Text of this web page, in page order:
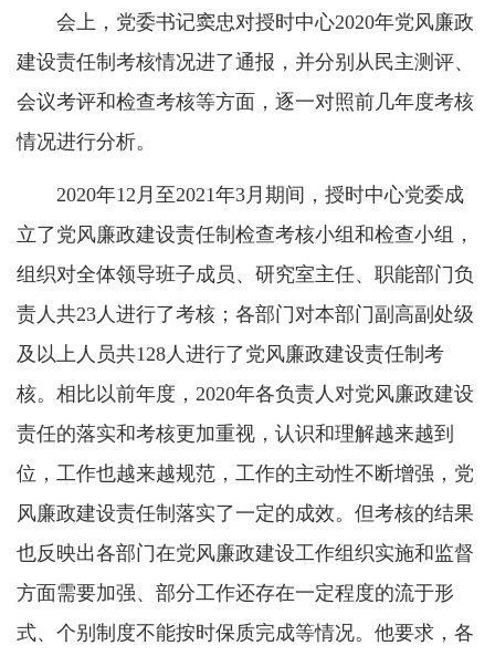
会上，党委书记窦忠对授时中心2020年党风廉政
建设责任制考核情况进了通报，并分别从民主测评、
会议考评和检查考核等方面，逐一对照前几年度考核
情况进行分析。
2020年12月至2021年3月期间，授时中心党委成
立了党风廉政建设责任制检查考核小组和检查小组，
组织对全体领导班子成员、研究室主任、职能部门负
责人共23人进行了考核；各部门对本部门副高副处级
及以上人员共128人进行了党风廉政建设责任制考
核。相比以前年度，2020年各负责人对党风廉政建设
责任的落实和考核更加重视，认识和理解越来越到
位，工作也越来越规范，工作的主动性不断增强，党
风廉政建设责任制落实了一定的成效。但考核的结果
也反映出各部门在党风廉政建设工作组织实施和监督
方面需要加强、部分工作还存在一定程度的流于形
式、个别制度不能按时保质完成等情况。他要求，各